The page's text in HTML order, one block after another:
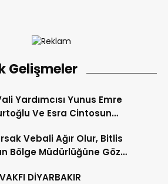
Gelişmeler
Yardımcısı Yunus Emre
Ve Esra Cintosun
Vebali Ağır Olur, Bitlis
Bölge Müdürlüğüne Göz
DİYARBAKIR